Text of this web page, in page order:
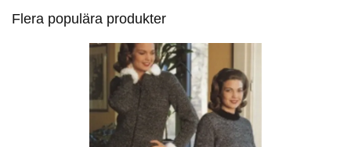
Flera populära produkter